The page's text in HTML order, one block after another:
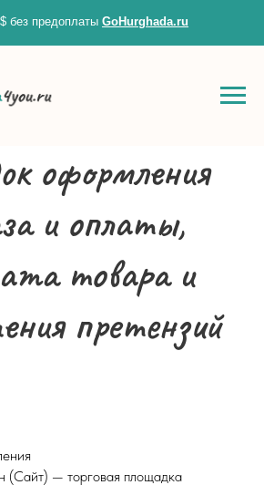
без предоплаты GoHurghada.ru
your own
from scratch
оформления
и оплаты,
товара и
претензий
(Сайт) — торговая площадка